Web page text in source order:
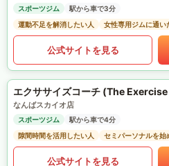
スポーツジム
駅から車で3分
運動不足を解消したい人
女性専用ジムに通い
公式サイトを見る
エクササイズコーチ (The
なんばスカイオ店
スポーツジム
駅から車で4分
隙間時間を活用したい人
セミパーソナルを始
公式サイトを見る